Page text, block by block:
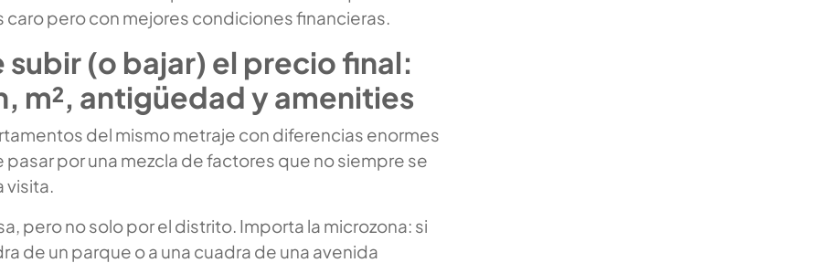
caro pero con mejores condiciones financieras.
subir (o bajar) el precio final:
m², antigüedad y amenities
del mismo metraje con diferencias enormes
pasar por una mezcla de factores que no siempre se
visita.
pero no solo por el distrito. Importa la microzona: si
de un parque o a una cuadra de una avenida